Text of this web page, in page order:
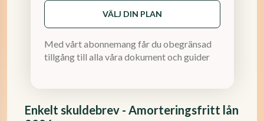
Enkelt skuldebrev - Amorteringsfritt lån
VÄLJ DIN PLAN
Med vårt abonnemang får du obegränsad
tillgång till alla våra dokument och guider